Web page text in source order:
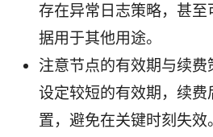
存在异常日志策略，甚至
据用于其他用途。
注意节点的有效期与续
设定较短的有效期，续
置，避免在关键时刻失效。